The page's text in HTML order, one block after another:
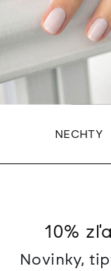
NECHTY
10%
Novinky,